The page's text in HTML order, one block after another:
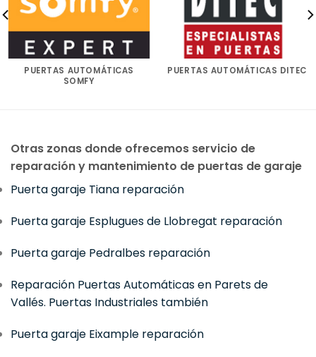
PUERTAS AUTOMÁTICAS
SOMFY
PUERTAS AUTOMÁTICAS DITEC
Otras zonas donde ofrecemos servicio de
reparación y mantenimiento de puertas de garaje
Puerta garaje Tiana reparación
Puerta garaje Esplugues de Llobregat reparación
Puerta garaje Pedralbes reparación
Reparación Puertas Automáticas en Parets de
Vallés. Puertas Industriales también
Puerta garaje Eixample reparación